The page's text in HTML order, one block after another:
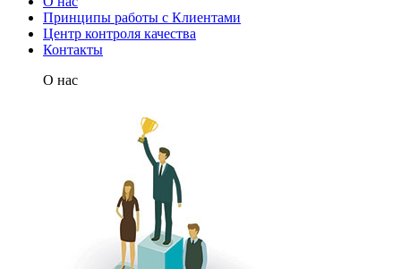
Принципы работы с Клиентами
Центр контроля качества
Контакты
О нас